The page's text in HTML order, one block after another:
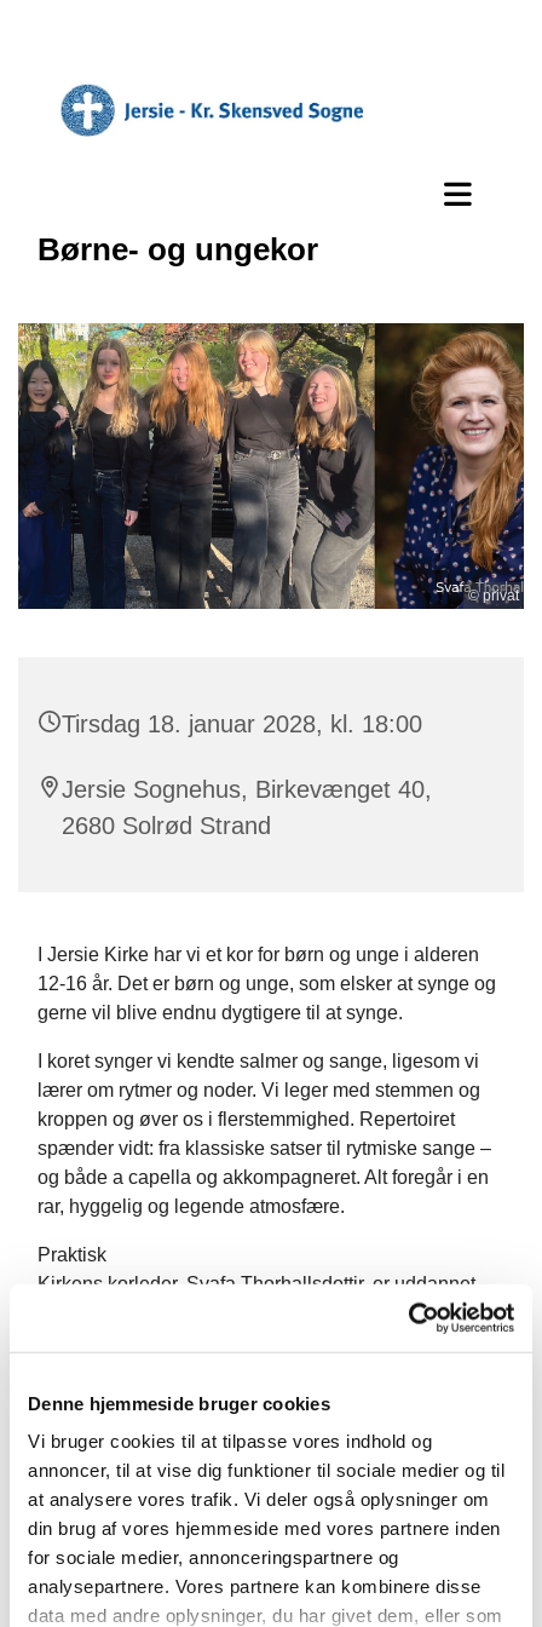
Denne hjemmeside bruger cookies
Vi bruger cookies til at tilpasse vores indhold og
annoncer, til at vise dig funktioner til sociale medier og til
at analysere vores trafik. Vi deler også oplysninger om
din brug af vores hjemmeside med vores partnere inden
for sociale medier, annonceringspartnere og
analysepartnere. Vores partnere kan kombinere disse
data med andre oplysninger, du har givet dem, eller som
Børne- og ungekor
© privat
Tirsdag 18. januar 2028, kl. 18:00
Jersie Sognehus, Birkevænget 40,
2680 Solrød Strand
I Jersie Kirke har vi et kor for børn og unge i alderen
12-16 år. Det er børn og unge, som elsker at synge og
gerne vil blive endnu dygtigere til at synge.
I koret synger vi kendte salmer og sange, ligesom vi
lærer om rytmer og noder. Vi leger med stemmen og
kroppen og øver os i flerstemmighed. Repertoiret
spænder vidt: fra klassiske satser til rytmiske sange –
og både a capella og akkompagneret. Alt foregår i en
rar, hyggelig og legende atmosfære.
Praktisk
Kirkens korleder, Svafa Thorhallsdottir, er uddannet
en del ekstra prøver op til julekoncerten i kirken og
du også gerne deltage i en række gudstjenester i løbet
af kirkeåret, hvilket du får løn for.
Mere information på tlf. 56 14 232 88 eller
jersie.sogn@km.dk
Vi glæder os til, at du vil synge med – og blive